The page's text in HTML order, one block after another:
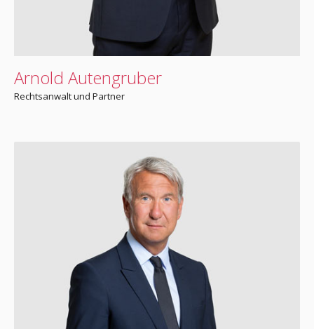
Arnold Autengruber
Rechtsanwalt und Partner